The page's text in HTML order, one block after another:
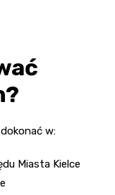
w:
Miasta Kielce